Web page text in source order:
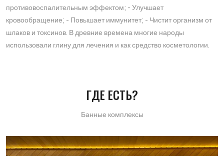
противовоспалительным эффектом; - Улучшает
кровообращение; - Повышает иммунитет; - Чистит организм от
шлаков и токсинов. В древние времена многие народы
использовали глину для лечения и как средство косметологии.
ГДЕ ЕСТЬ?
Банные комплексы